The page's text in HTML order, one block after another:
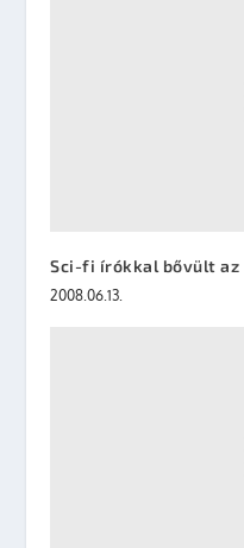
Sci-fi írókkal bővült az
2008.06.13.